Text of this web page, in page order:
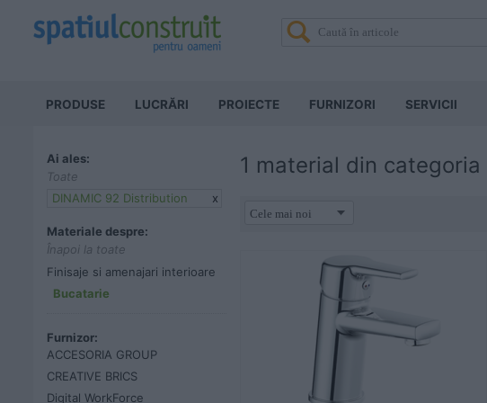
PRODUSE LUCRĂRI PROIECTE FURNIZORI SERVICII
Ai ales:
Toate
x
DINAMIC 92 Distribution
Materiale despre:
Înapoi la toate
Finisaje si amenajari interioare
Bucatarie
Furnizor:
ACCESORIA GROUP
CREATIVE BRICS
Digital WorkForce
1 material din categoria